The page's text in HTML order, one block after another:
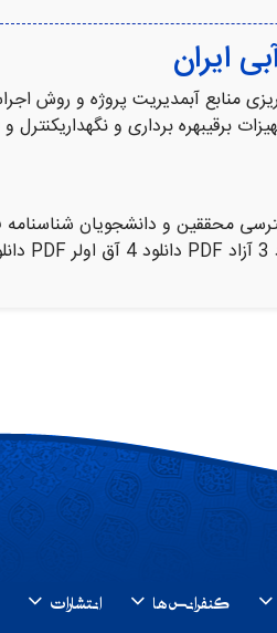
کنفرانس ها انتشارات
ایران
منابع آبمدیریت پروژه و روش
برقیبهره برداری و